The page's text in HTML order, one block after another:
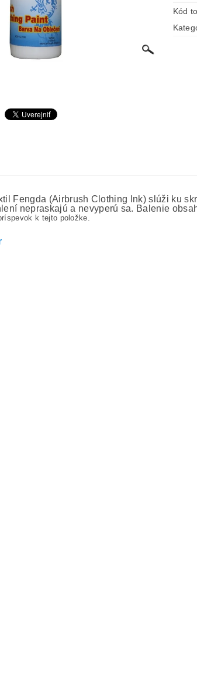
Kód
Fengda (Airbrush Clothing Ink) slúži ku
nepraskajú a nevyperú sa. Balenie
k tejto položke.